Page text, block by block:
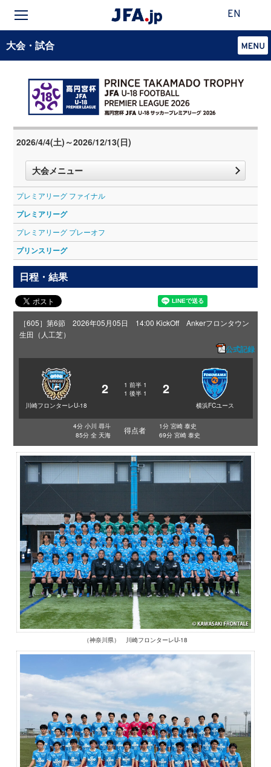
EN
大会・試合
2026/4/4(土)～2026/12/13(日)
大会メニュー
プレミアリーグ ファイナル
プレミアリーグ
プレミアリーグ プレーオフ
プリンスリーグ
日程・結果
［605］第6節 2026年05月05日 14:00 KickOff Ankerフロンタウン
生田（人工芝）
公式記録
川崎フロンターレU-18
2 1 前半 1
1 後半 1 2
横浜FCユース
4分 小川 尋斗
85分 全 天海
得点者
1分 宮崎 泰史
69分 宮崎 泰史
（神奈川県） 川崎フロンターレU-18